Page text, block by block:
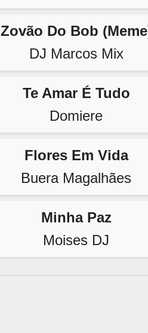
Zovão Do Bob
DJ Marcos Mix
Te Amar É Tudo
Domiere
Flores Em Vida
Buera Magalhães
Minha Paz
Moises DJ